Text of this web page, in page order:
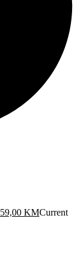
59,00 KMCurrent